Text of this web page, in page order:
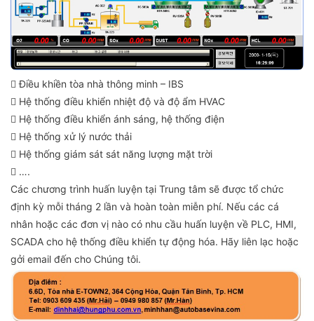
 Điều khiền tòa nhà thông minh – IBS
 Hệ thống điều khiển nhiệt độ và độ ẩm HVAC
 Hệ thống điều khiển ánh sáng, hệ thống điện
 Hệ thống xử lý nước thải
 Hệ thống giám sát sát năng lượng mặt trời
 ….
Các chương trình huấn luyện tại Trung tâm sẽ được tổ chức
định kỳ mỗi tháng 2 lần và hoàn toàn miễn phí. Nếu các cá
nhân hoặc các đơn vị nào có nhu cầu huấn luyện về PLC, HMI,
SCADA cho hệ thống điều khiển tự động hóa. Hãy liên lạc hoặc
gởi email đến cho Chúng tôi.